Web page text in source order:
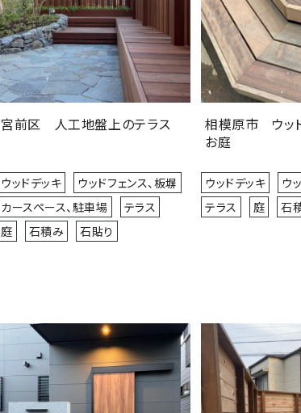
宮前区 人工地盤上のテラス
ウッドデッキ
ウッドフェンス、板塀
カースペース、駐車場
テラス
庭
石積み 石貼り
相模原市 ウッ
お庭
ウッドデッキ
ウ
テラス
庭 石